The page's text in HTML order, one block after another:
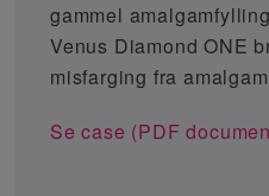
gammel
Venus Diamond ONE
misfarging fra
Se case (PDF